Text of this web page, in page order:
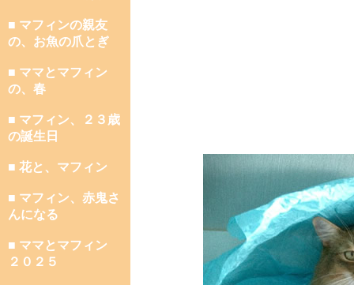
■ マフィンの親友
の、お魚の爪とぎ
■ ママとマフィン
の、春
■ マフィン、２３歳
の誕生日
■ 花と、マフィン
■ マフィン、赤鬼さ
んになる
■ ママとマフィン
２０２５